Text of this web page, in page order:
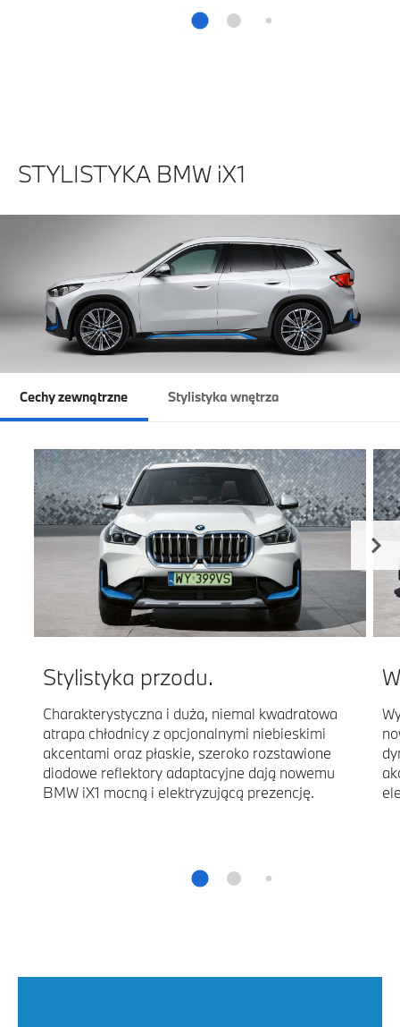
STYLISTYKA BMW iX1
Cechy zewnątrzne Stylistyka wnętrza
Stylistyka przodu.
Charakterystyczna i duża, niemal kwadratowa
atrapa chłodnicy z opcjonalnymi niebieskimi
akcentami oraz płaskie, szeroko rozstawione
diodowe reflektory adaptacyjne dają nowemu
BMW iX1 mocną i elektryzującą prezencję.